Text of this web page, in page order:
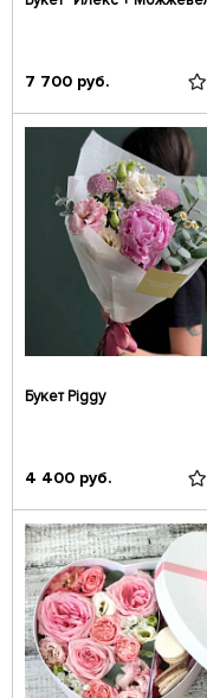
7 700 руб.
Букет Piggy
4 400 руб.